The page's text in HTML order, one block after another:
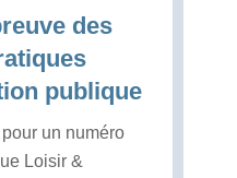
des
publique
un numéro
Loisir &